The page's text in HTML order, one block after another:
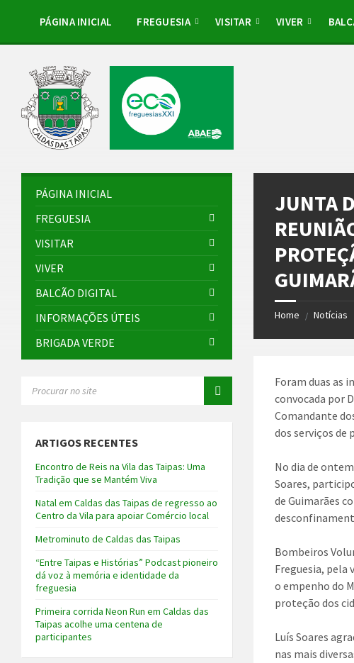
sidebar
sidebar
PÁGINA INICIAL FREGUESIA VISITAR VIVER
JUNTA
Home / Notícias
Foram duas as
convocada por
Comandante
dos serviços de
No dia de
Soares,
de Guimarães
Bombeiros
Freguesia, pela
o empenho do
proteção dos
Luís Soares
nas mais
PÁGINA INICIAL
FREGUESIA
VISITAR
VIVER
BALCÃO DIGITAL
INFORMAÇÕES ÚTEIS
BRIGADA VERDE
ARTIGOS RECENTES
Encontro de Reis na Vila das Taipas: Uma
Tradição que se Mantém Viva
Natal em Caldas das Taipas de regresso ao
Centro da Vila para apoiar Comércio local
Metrominuto de Caldas das Taipas
“Entre Taipas e Histórias” Podcast pioneiro
dá voz à memória e identidade da
freguesia
Primeira corrida Neon Run em Caldas das
Taipas acolhe uma centena de
participantes